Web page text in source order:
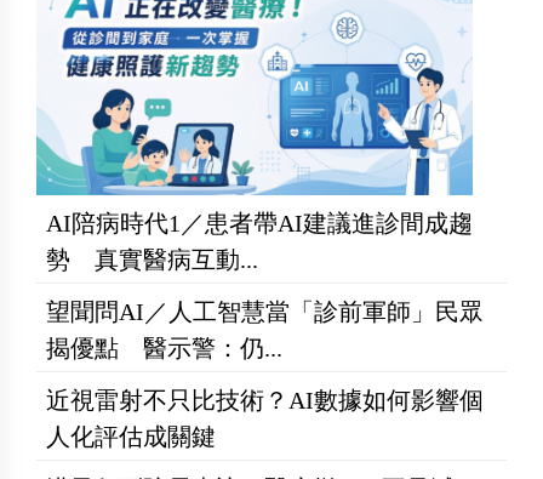
AI陪病時代1／患者帶AI建議進診間成趨
勢 真實醫病互動...
望聞問AI／人工智慧當「診前軍師」民眾
揭優點 醫示警：仍...
近視雷射不只比技術？AI數據如何影響個
人化評估成關鍵